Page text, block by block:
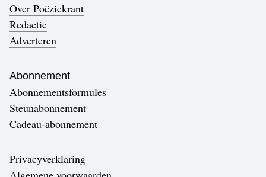
Over Poëziekrant
Redactie
Adverteren
Abonnement
Abonnementsformules
Steunabonnement
Cadeau-abonnement
Privacyverklaring